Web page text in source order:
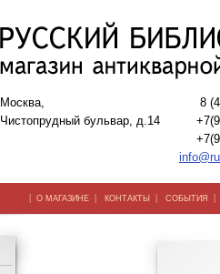
Москва,
Чистопрудный бульвар, д.14
8
| О МАГАЗИНЕ | КОНТАКТЫ | СОБЫТИЯ